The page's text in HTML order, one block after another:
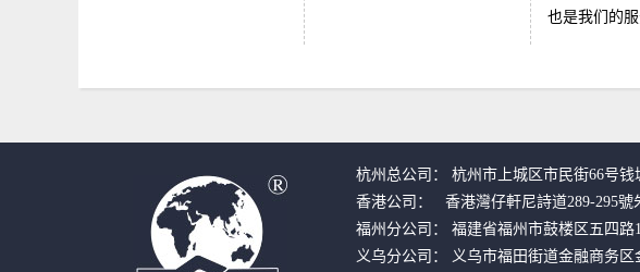
也是我们的
杭州总公司： 杭州市上城区市民街66号钱
香港公司：   香港灣仔軒尼詩道289-295號
福州分公司： 福建省福州市鼓楼区五四路
义乌分公司： 义乌市福田街道金融商务区